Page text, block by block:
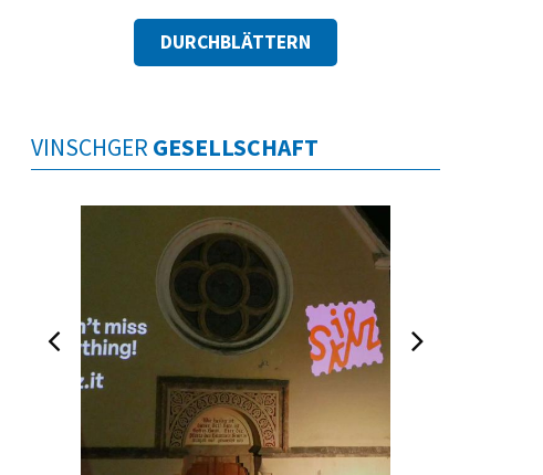
DURCHBLÄTTERN
VINSCHGER GESELLSCHAFT